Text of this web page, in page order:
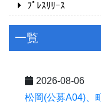
ﾌﾟﾚｽﾘﾘｰｽ
一覧
2026-08-06
松岡(公募A04)、